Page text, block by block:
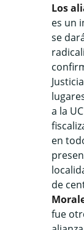
Los
es un
se
a la
en
de
fue